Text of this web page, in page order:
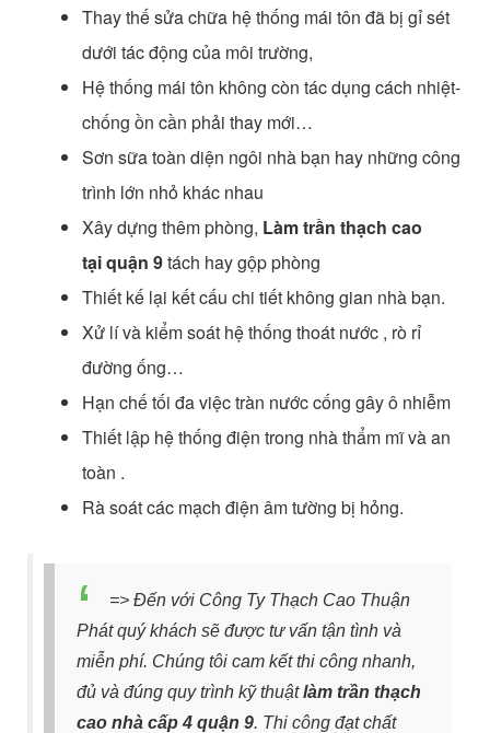
Thay thế sửa chữa hệ thống mái tôn đã bị gỉ sét
dưới tác động của môi trường,
Hệ thống mái tôn không còn tác dụng cách nhiệt-
chống ồn cần phải thay mới…
Sơn sữa toàn diện ngôi nhà bạn hay những công
trình lớn nhỏ khác nhau
Xây dựng thêm phòng, Làm trần thạch cao
tại quận 9tách hay gộp phòng
Thiết kế lại kết cấu chi tiết không gian nhà bạn.
Xử lí và kiểm soát hệ thống thoát nước , rò rỉ
đường ống…
Hạn chế tối đa việc tràn nước cống gây ô nhiễm
Thiết lập hệ thống điện trong nhà thẩm mĩ và an
toàn .
Rà soát các mạch điện âm tường bị hỏng.
=> Đến với Công Ty Thạch Cao Thuận
Phát quý khách sẽ được tư vấn tận tình và
miễn phí. Chúng tôi cam kết thi công nhanh,
đủ và đúng quy trình kỹ thuậtlàm trần thạch
cao nhà cấp 4 quận 9. Thi công đạt chất